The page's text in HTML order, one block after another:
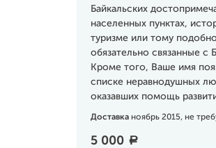
Байкальских
населенных пунктах,
туризме или тому
обязательно связанные с
Кроме того, Ваше имя
списке неравнодушных
оказавших помощь
Доставка ноябрь 2015, не
5 000 a